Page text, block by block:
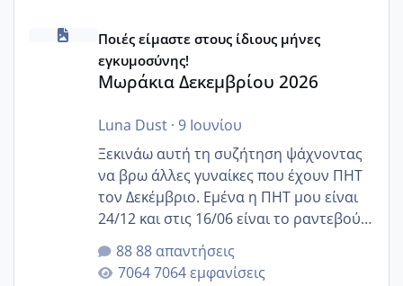
Μωράκια Δεκεμβρίου 2026
Ποιές είμαστε στους ίδιους μήνες
εγκυμοσύνης!
Μωράκια Δεκεμβρίου 2026
Luna Dust· 9 Ιουνίου
Ξεκινάω αυτή τη συζήτηση ψάχνοντας
να βρω άλλες γυναίκες που έχουν ΠΗΤ
τον Δεκέμβριο. Εμένα η ΠΗΤ μου είναι
24/12 και στις 16/06 είναι το ραντεβού
της αυχενικής διαφάνειας. Έχω αρκετό
άγχος και οι μέρες δεν φαίνεται να
88 απαντήσεις
7064 εμφανίσεις